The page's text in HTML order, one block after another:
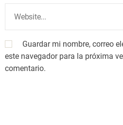
Guardar mi nombre, correo
este navegador para la próxima
comentario.